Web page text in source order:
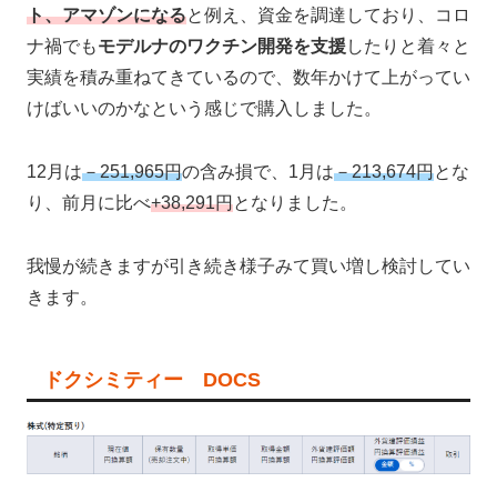
ト、アマゾンになると例え、資金を調達しており、コロ
ナ禍でもモデルナのワクチン開発を支援したりと着々と
実績を積み重ねてきているので、数年かけて上がってい
けばいいのかなという感じで購入しました。
12月は－251,965円の含み損で、1月は－213,674円とな
り、前月に比べ+38,291円となりました。
我慢が続きますが引き続き様子みて買い増し検討してい
きます。
ドクシミティー DOCS